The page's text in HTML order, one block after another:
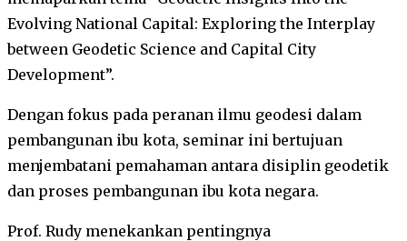
Evolving National Capital: Exploring the Interplay
between Geodetic Science and Capital City
Development”.
Dengan fokus pada peranan ilmu geodesi dalam
pembangunan ibu kota, seminar ini bertujuan
menjembatani pemahaman antara disiplin geodetik
dan proses pembangunan ibu kota negara.
Prof. Rudy menekankan pentingnya